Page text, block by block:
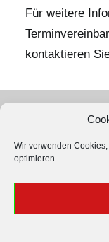
Wir verwenden
optimieren.
Für weitere
kontaktieren